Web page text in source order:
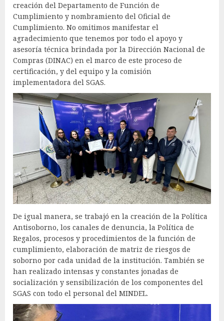
creación del Departamento de Función de
Cumplimiento y nombramiento del Oficial de
Cumplimiento. No omitimos manifestar el
agradecimiento que tenemos por todo el apoyo y
asesoría técnica brindada por la Dirección Nacional de
Compras (DINAC) en el marco de este proceso de
certificación, y del equipo y la comisión
implementadora del SGAS.
De igual manera, se trabajó en la creación de la Política
Antisoborno, los canales de denuncia, la Política de
Regalos, procesos y procedimientos de la función de
cumplimiento, elaboración de matriz de riesgos de
soborno por cada unidad de la institución. También se
han realizado intensas y constantes jonadas de
socialización y sensibilización de los componentes del
SGAS con todo el personal del MINDEL.